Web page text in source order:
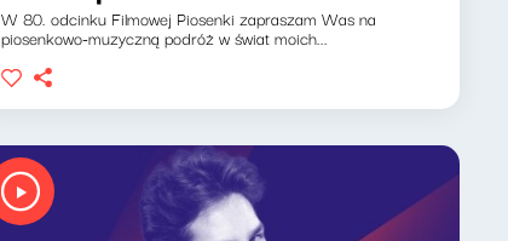
W 80. odcinku Filmowej Piosenki zapraszam Was na
piosenkowo-muzyczną podróż w świat moich...